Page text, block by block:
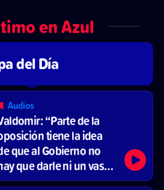
en Azul
del Día
Audios
“Parte de la
tiene la idea
que al Gobierno no
que darle ni un vaso
agua”